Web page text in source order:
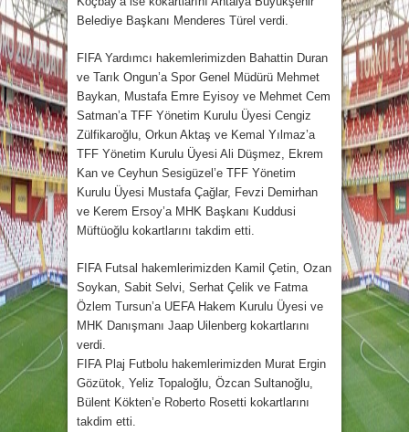
Belediye Başkanı Menderes Türel verdi.
FIFA Yardımcı hakemlerimizden Bahattin Duran
ve Tarık Ongun’a Spor Genel Müdürü Mehmet
Baykan, Mustafa Emre Eyisoy ve Mehmet Cem
Satman’a TFF Yönetim Kurulu Üyesi Cengiz
Zülfikaroğlu, Orkun Aktaş ve Kemal Yılmaz’a
TFF Yönetim Kurulu Üyesi Ali Düşmez, Ekrem
Kan ve Ceyhun Sesigüzel’e TFF Yönetim
Kurulu Üyesi Mustafa Çağlar, Fevzi Demirhan
ve Kerem Ersoy’a MHK Başkanı Kuddusi
Müftüoğlu kokartlarını takdim etti.
FIFA Futsal hakemlerimizden Kamil Çetin, Ozan
Soykan, Sabit Selvi, Serhat Çelik ve Fatma
Özlem Tursun’a UEFA Hakem Kurulu Üyesi ve
MHK Danışmanı Jaap Uilenberg kokartlarını
verdi.
FIFA Plaj Futbolu hakemlerimizden Murat Ergin
Gözütok, Yeliz Topaloğlu, Özcan Sultanoğlu,
Bülent Kökten’e Roberto Rosetti kokartlarını
takdim etti.